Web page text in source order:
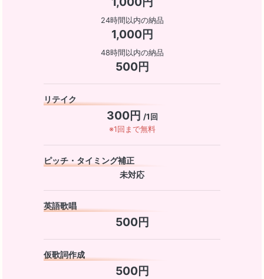
24時間以内の納品
1,000円
48時間以内の納品
500円
リテイク
300円 /1回
※1回まで無料
ピッチ・タイミング補正
未対応
英語歌唱
500円
仮歌詞作成
500円